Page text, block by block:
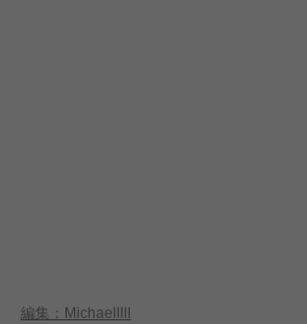
編集：Michaelllll